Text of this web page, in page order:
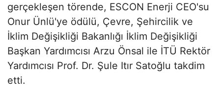
gerçekleşen törende, ESCON Enerji CEO'su
Onur Ünlü'ye ödülü, Çevre, Şehircilik ve
İklim Değişikliği Bakanlığı İklim Değişikliği
Başkan Yardımcısı Arzu Önsal ile İTÜ Rektör
Yardımcısı Prof. Dr. Şule Itır Satoğlu takdim
etti.